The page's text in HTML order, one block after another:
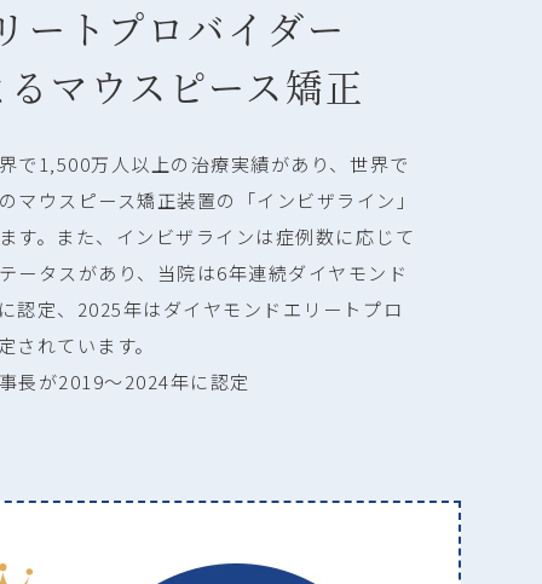
ートプロバイダー
マウスピース矯正
で1,500万人以上の治療実績があり、世界で
マウスピース矯正装置の「インビザライン」
す。また、インビザラインは症例数に応じて
ータスがあり、当院は6年連続ダイヤモンド
認定、2025年はダイヤモンドエリートプロ
されています。
長が2019～2024年に認定